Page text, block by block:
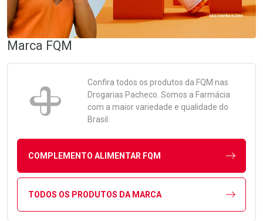
Marca FQM
Confira todos os produtos da FQM nas
Drogarias Pacheco. Somos a Farmácia
com a maior variedade e qualidade do
Brasil.
COMPLEMENTO ALIMENTAR FQM
TODOS OS PRODUTOS DA MARCA